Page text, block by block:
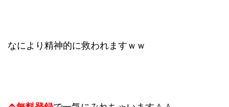
なにより精神的に救われますｗｗ